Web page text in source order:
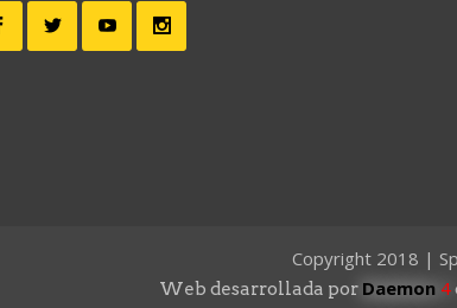
Copyright 2018 |
Web desarrollada por Daemon 4